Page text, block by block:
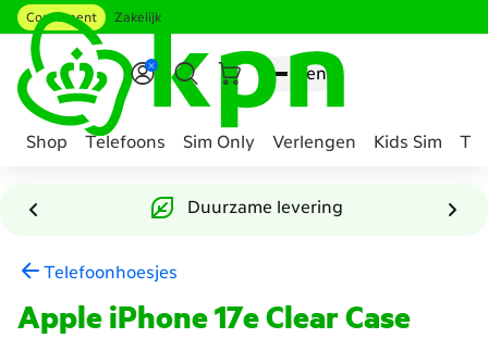
Ga naar hoofdinhoud
Consument Zakelijk
Menu
Shop Telefoons Sim Only Verlengen Kids Sim
naar
Duurzame levering
Telefoonhoesjes
Apple iPhone 17e Clear Case